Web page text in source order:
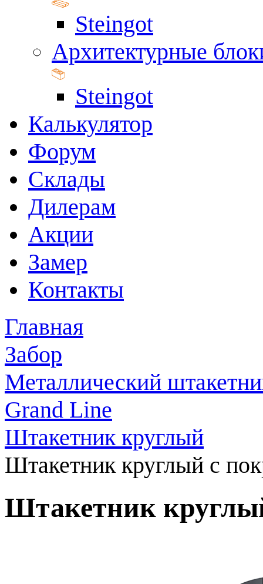
Steingot
Архитектурные
Steingot
Калькулятор
Форум
Склады
Дилерам
Акции
Замер
Контакты
Главная
Забор
Металлический
Grand Line
Штакетник круглый
Штакетник круглый с
Штакетник